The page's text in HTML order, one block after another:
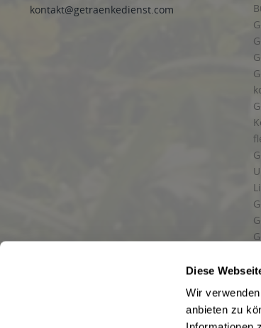
Diese
Wir
anbieten zu
kontakt@getraenkedienst.com